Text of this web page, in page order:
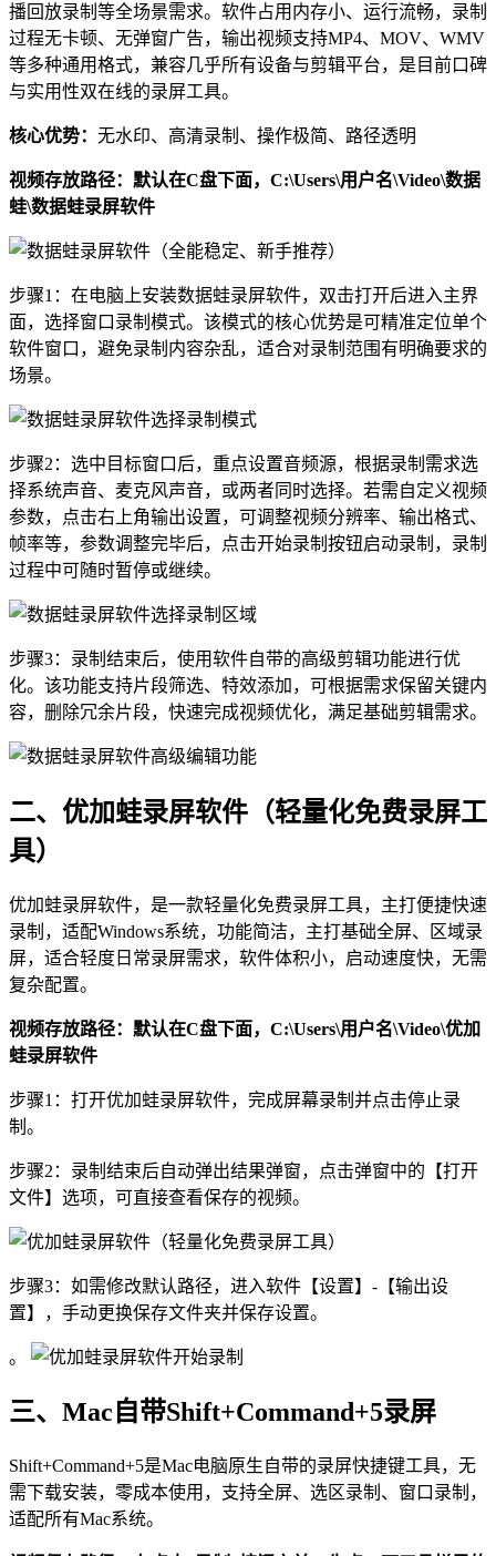
播回放录制等全场景需求。软件占用内存小、运行流畅，录制
过程无卡顿、无弹窗广告，输出视频支持MP4、MOV、WMV
等多种通用格式，兼容几乎所有设备与剪辑平台，是目前口碑
与实用性双在线的录屏工具。
核心优势： 无水印、高清录制、操作极简、路径透明
视频存放路径：默认在C盘下面，C:\Users\用户名\Video\数据
蛙\数据蛙录屏软件
步骤1：在电脑上安装数据蛙录屏软件，双击打开后进入主界
面，选择窗口录制模式。该模式的核心优势是可精准定位单个
软件窗口，避免录制内容杂乱，适合对录制范围有明确要求的
场景。
步骤2：选中目标窗口后，重点设置音频源，根据录制需求选
择系统声音、麦克风声音，或两者同时选择。若需自定义视频
参数，点击右上角输出设置，可调整视频分辨率、输出格式、
帧率等，参数调整完毕后，点击开始录制按钮启动录制，录制
过程中可随时暂停或继续。
步骤3：录制结束后，使用软件自带的高级剪辑功能进行优
化。该功能支持片段筛选、特效添加，可根据需求保留关键内
容，删除冗余片段，快速完成视频优化，满足基础剪辑需求。
二、优加蛙录屏软件（轻量化免费录屏工
具）
优加蛙录屏软件，是一款轻量化免费录屏工具，主打便捷快速
录制，适配Windows系统，功能简洁，主打基础全屏、区域录
屏，适合轻度日常录屏需求，软件体积小，启动速度快，无需
复杂配置。
视频存放路径：默认在C盘下面，C:\Users\用户名\Video\优加
蛙录屏软件
步骤1：打开优加蛙录屏软件，完成屏幕录制并点击停止录
制。
步骤2：录制结束后自动弹出结果弹窗，点击弹窗中的【打开
文件】选项，可直接查看保存的视频。
步骤3：如需修改默认路径，进入软件【设置】-【输出设
置】，手动更换保存文件夹并保存设置。
。
三、Mac自带Shift+Command+5录屏
Shift+Command+5是Mac电脑原生自带的录屏快捷键工具，无
需下载安装，零成本使用，支持全屏、选区录制、窗口录制，
适配所有Mac系统。